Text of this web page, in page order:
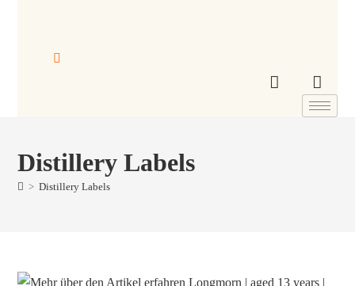
Distillery Labels
> Distillery Labels